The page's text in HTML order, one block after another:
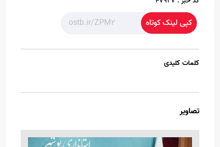
کپی لینک کوتاه
کلمات کلیدی
تصاویر